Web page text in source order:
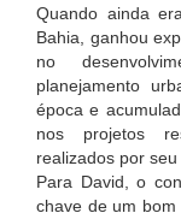
Quando ainda
Bahia, ganhou
no
planejamento
época e
nos projetos
realizados por seu
Para David, o
chave de um